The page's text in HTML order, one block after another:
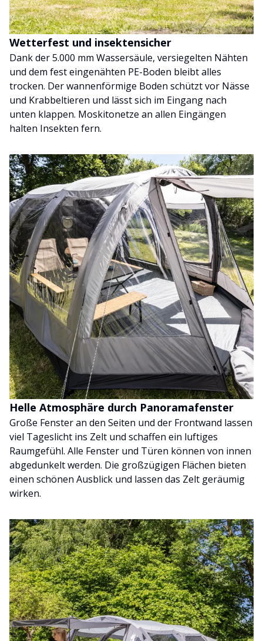
Wetterfest und insektensicher
Dank der 5.000 mm Wassersäule, versiegelten Nähten
und dem fest eingenähten PE-Boden bleibt alles
trocken. Der wannenförmige Boden schützt vor Nässe
und Krabbeltieren und lässt sich im Eingang nach
unten klappen. Moskitonetze an allen Eingängen
halten Insekten fern.
Helle Atmosphäre durch Panoramafenster
Große Fenster an den Seiten und der Frontwand lassen
viel Tageslicht ins Zelt und schaffen ein luftiges
Raumgefühl. Alle Fenster und Türen können von innen
abgedunkelt werden. Die großzügigen Flächen bieten
einen schönen Ausblick und lassen das Zelt geräumig
wirken.